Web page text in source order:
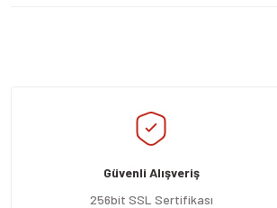
Ürün resmi kalitesiz, bozuk veya görüntülenemiyor.
Ürün açıklamasında eksik bilgiler bulunuyor.
Ürün bilgilerinde hatalar bulunuyor.
Ürün fiyatı diğer sitelerden daha pahalı.
Güvenli Alışveriş
256bit SSL Sertifikası